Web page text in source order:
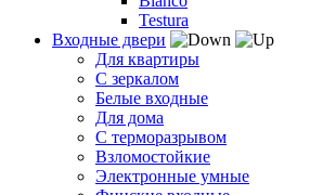
Testura
Входные двери
Для квартиры
С зеркалом
Белые входные
Для дома
С терморазрывом
Взломостойкие
Электронные умные